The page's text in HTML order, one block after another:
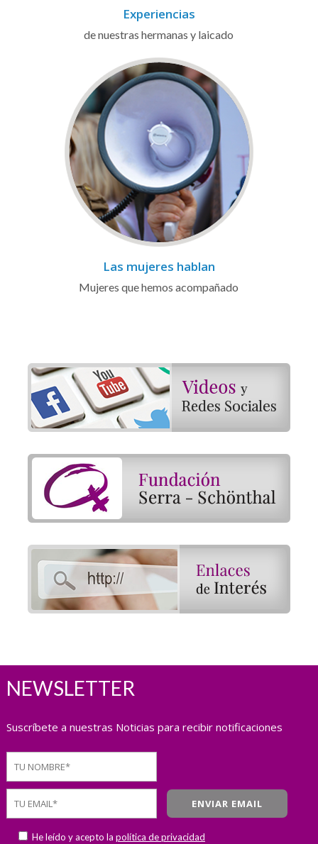
Experiencias
de nuestras hermanas y laicado
Las mujeres hablan
Mujeres que hemos acompañado
NEWSLETTER
Suscríbete a nuestras Noticias para recibir notificaciones
He leído y acepto la política de privacidad